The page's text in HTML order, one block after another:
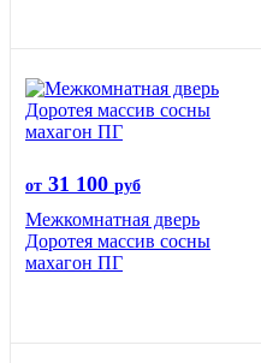
от 31 100 руб
Межкомнатная дверь
Доротея массив сосны
махагон ПГ